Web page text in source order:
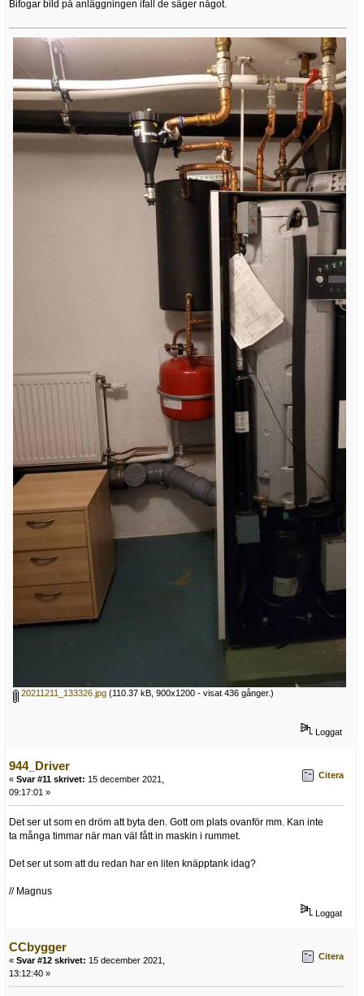
Bifogar bild på anläggningen ifall de säger något.
20211211_133326.jpg (110.37 kB, 900x1200 - visat 436 gånger.)
Loggat
944_Driver
« Svar #11 skrivet: 15 december 2021,
09:17:01 »
Citera
Det ser ut som en dröm att byta den. Gott om plats ovanför mm. Kan inte
ta många timmar när man väl fått in maskin i rummet.
Det ser ut som att du redan har en liten knäpptank idag?
// Magnus
Loggat
CCbygger
« Svar #12 skrivet: 15 december 2021,
13:12:40 »
Citera